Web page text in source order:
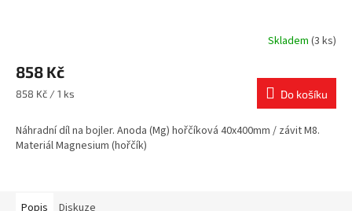
Skladem (3 ks)
858 Kč
Měrná
858 Kč / 1 ks Do košíku
Náhradní díl na bojler. Anoda (Mg) hořčíková 40x400mm / závit M8.
Materiál Magnesium (hořčík)